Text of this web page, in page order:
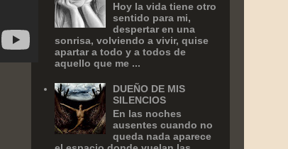
Hoy la vida tiene otro
sentido para mi,
despertar en una
sonrisa, volviendo a vivir, quise
apartar a todo y a todos de
aquello que me ...
DUEÑO DE MIS
SILENCIOS
En las noches
ausentes cuando no
queda nada aparece